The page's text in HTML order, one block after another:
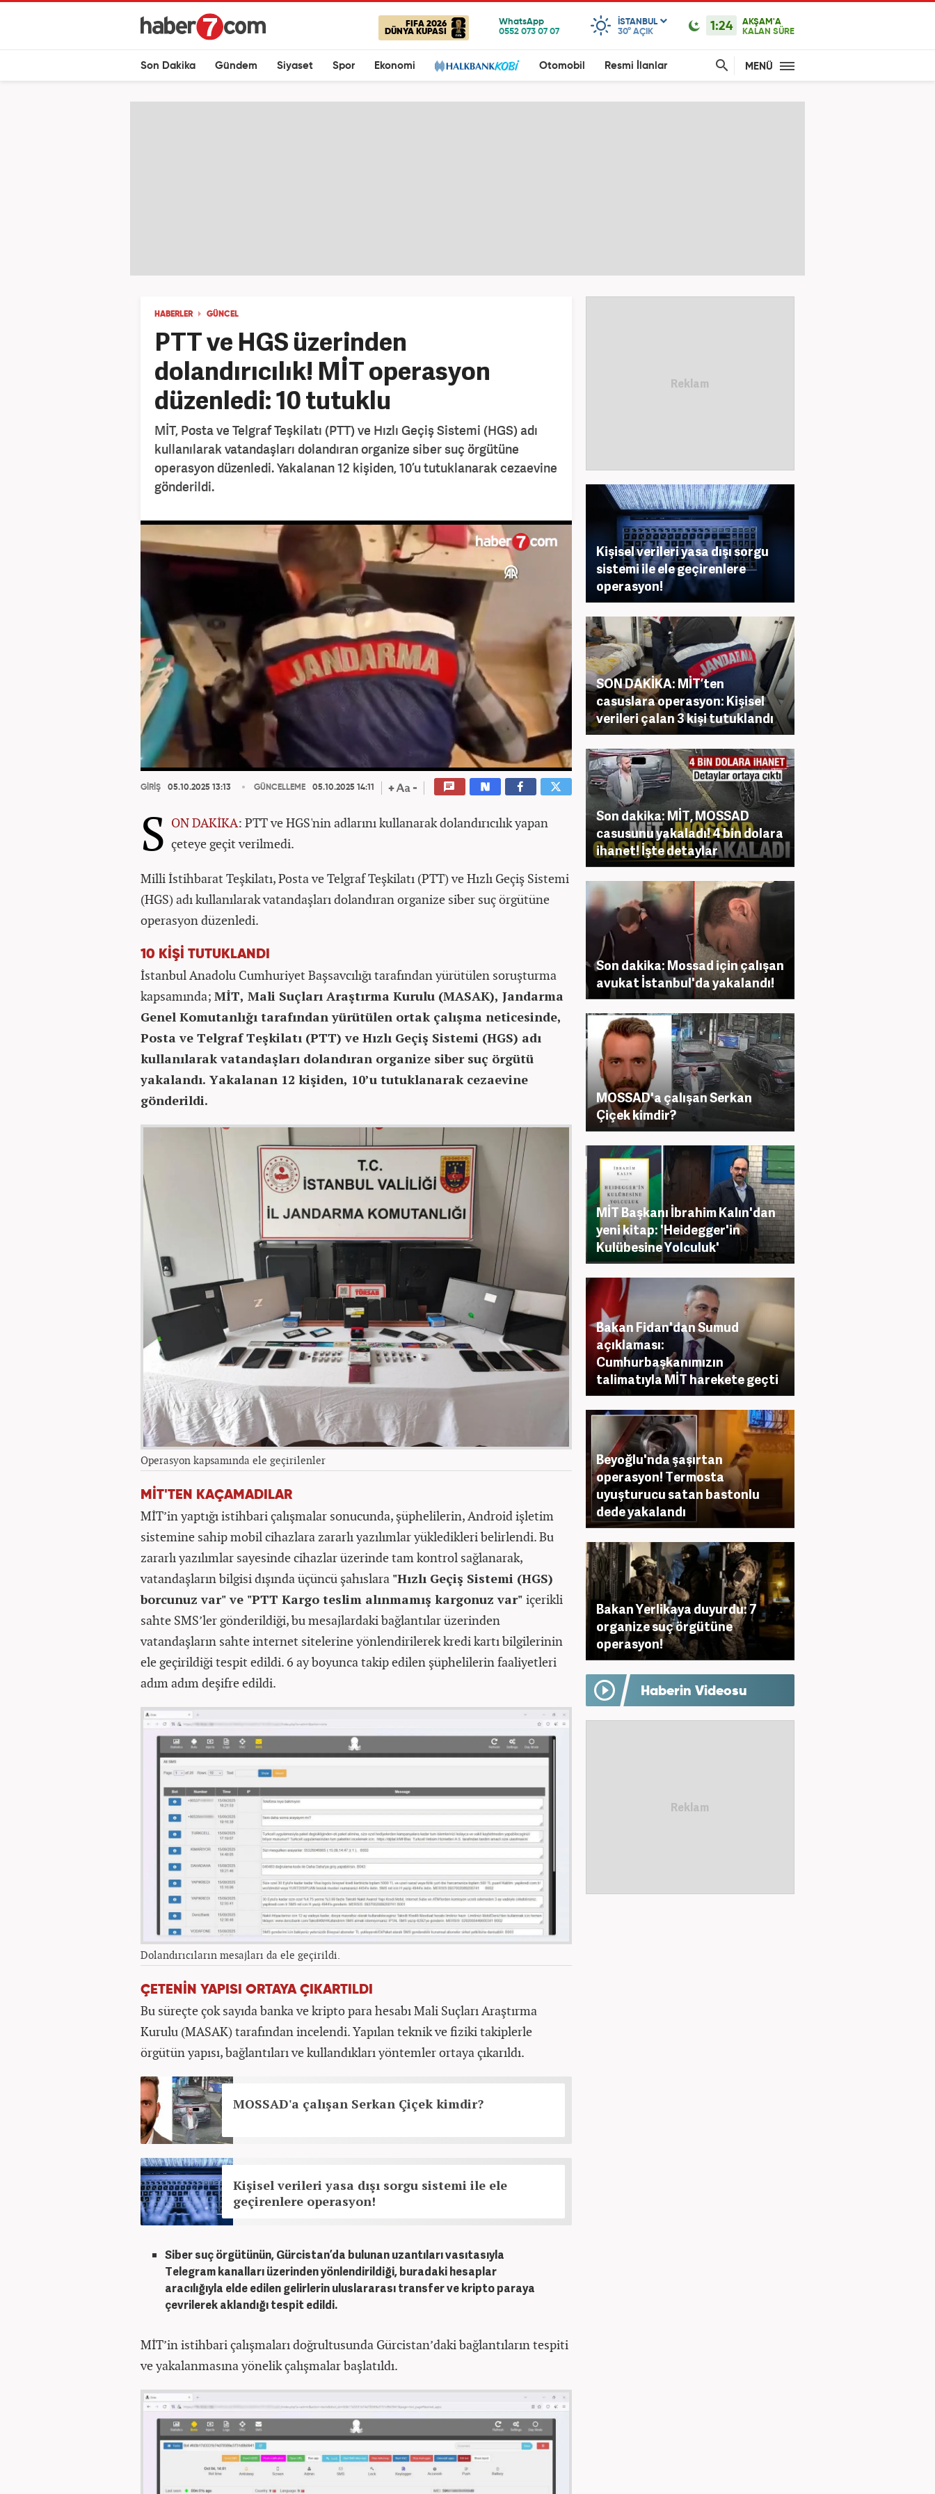
FIFA 2026
DÜNYA KUPASI
ISTANBUL
30° AÇIK 1:24
AKŞAM'A
KALAN SÜRE
Son Dakika Gündem Siyaset Spor Ekonomi Otomobil Resmi İlanlar MENÜ
HABERLER GÜNCEL
PTT ve HGS üzerinden
dolandırıcılık! MİT operasyon
düzenledi: 10 tutuklu
MİT, Posta ve Telgraf Teşkilatı (PTT) ve Hızlı Geçiş Sistemi (HGS) adı
kullanılarak vatandaşları dolandıran organize siber suç örgütüne
operasyon düzenledi. Yakalanan 12 kişiden, 10’u tutuklanarak cezaevine
gönderildi.
GİRİŞ 05.10.2025 13:13 GÜNCELLEME 05.10.2025 14:11
S ON DAKİKA: PTT ve HGS'nin adlarını kullanarak dolandırıcılık yapan
çeteye geçit verilmedi.
Milli İstihbarat Teşkilatı, Posta ve Telgraf Teşkilatı (PTT) ve Hızlı Geçiş Sistemi
(HGS) adı kullanılarak vatandaşları dolandıran organize siber suç örgütüne
operasyon düzenledi.
10 KİŞİ TUTUKLANDI
İstanbul Anadolu Cumhuriyet Başsavcılığı tarafından yürütülen soruşturma
kapsamında; MİT, Mali Suçları Araştırma Kurulu (MASAK), Jandarma
Genel Komutanlığı tarafından yürütülen ortak çalışma neticesinde,
Posta ve Telgraf Teşkilatı (PTT) ve Hızlı Geçiş Sistemi (HGS) adı
kullanılarak vatandaşları dolandıran organize siber suç örgütü
yakalandı. Yakalanan 12 kişiden, 10’u tutuklanarak cezaevine
gönderildi.
Operasyon kapsamında ele geçirilenler
MİT'TEN KAÇAMADILAR
MİT’in yaptığı istihbari çalışmalar sonucunda, şüphelilerin, Android işletim
sistemine sahip mobil cihazlara zararlı yazılımlar yükledikleri belirlendi. Bu
zararlı yazılımlar sayesinde cihazlar üzerinde tam kontrol sağlanarak,
vatandaşların bilgisi dışında üçüncü şahıslara "Hızlı Geçiş Sistemi (HGS)
borcunuz var" ve "PTT Kargo teslim alınmamış kargonuz var" içerikli
sahte SMS’ler gönderildiği, bu mesajlardaki bağlantılar üzerinden
vatandaşların sahte internet sitelerine yönlendirilerek kredi kartı bilgilerinin
ele geçirildiği tespit edildi. 6 ay boyunca takip edilen şüphelilerin faaliyetleri
adım adım deşifre edildi.
Dolandırıcıların mesajları da ele geçirildi.
ÇETENİN YAPISI ORTAYA ÇIKARTILDI
Bu süreçte çok sayıda banka ve kripto para hesabı Mali Suçları Araştırma
Kurulu (MASAK) tarafından incelendi. Yapılan teknik ve fiziki takiplerle
örgütün yapısı, bağlantıları ve kullandıkları yöntemler ortaya çıkarıldı.
MOSSAD'a çalışan Serkan Çiçek kimdir?
Kişisel verileri yasa dışı sorgu sistemi ile ele
geçirenlere operasyon!
Siber suç örgütünün, Gürcistan’da bulunan uzantıları vasıtasıyla
Telegram kanalları üzerinden yönlendirildiği, buradaki hesaplar
aracılığıyla elde edilen gelirlerin uluslararası transfer ve kripto paraya
çevrilerek aklandığı tespit edildi.
MİT’in istihbari çalışmaları doğrultusunda Gürcistan’daki bağlantıların tespiti
ve yakalanmasına yönelik çalışmalar başlatıldı.
Kişisel verileri yasa dışı sorgu
sistemi ile ele geçirenlere
operasyon!
SON DAKİKA: MİT’ten
casuslara operasyon: Kişisel
verileri çalan 3 kişi tutuklandı
Son dakika: MİT, MOSSAD
casusunu yakaladı! 4 bin dolara
ihanet! İşte detaylar
Son dakika: Mossad için çalışan
avukat İstanbul'da yakalandı!
MOSSAD'a çalışan Serkan
Çiçek kimdir?
MİT Başkanı İbrahim Kalın'dan
yeni kitap: 'Heidegger'in
Kulübesine Yolculuk'
Bakan Fidan'dan Sumud
açıklaması:
Cumhurbaşkanımızın
talimatıyla MİT harekete geçti
Beyoğlu'nda şaşırtan
operasyon! Termosta
uyuşturucu satan bastonlu
dede yakalandı
Bakan Yerlikaya duyurdu: 7
organize suç örgütüne
operasyon!
Haberin Videosu